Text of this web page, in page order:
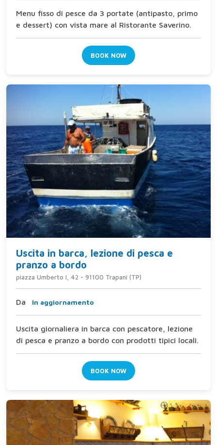
Menu fisso di pesce da 3 portate (antipasto, primo
e dessert) con vista mare al Ristorante Saverino.
BOOK NOW
Uscita in barca, lezione di pesca e
pranzo a bordo
piazza Umberto I, 42 - 91100 Trapani (TP)
Da In aggiornamento
Uscita giornaliera in barca con pescatore, lezione
di pesca e pranzo a bordo con prodotti tipici locali.
BOOK NOW